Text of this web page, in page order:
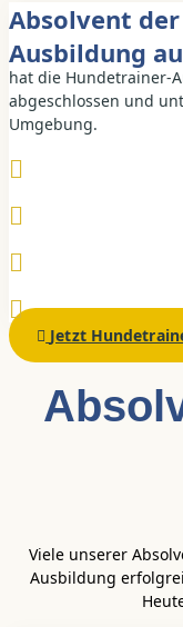
Absolvent
Ausbildung
hat die Hundetrainer-
abgeschlossen und
Umgebung.
Jetzt
Viele unserer
Ausbildung